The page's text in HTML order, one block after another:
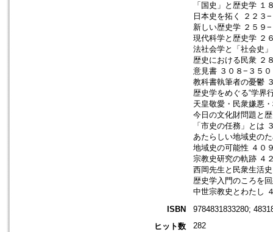
「国史」と歴史学 １
日本史を拓く ２２３
新しい歴史学 ２５９
現代科学と歴史学 ２
法社会学と「社会史
歴史における民衆 ２
意見書 ３０８−３５０
教科書執筆者の憂鬱
歴史学をめぐる“学界
天皇敬愛・民衆嫌悪
今日の文化財問題と
「市史の任務」とは
あたらしい地域史の
地域史の可能性 ４０
宗教史研究の軌跡 ４
西岡先生と民衆生活
歴史学入門のころを
中世宗教史とわたし
ISBN
9784831833280;
ヒット数
282